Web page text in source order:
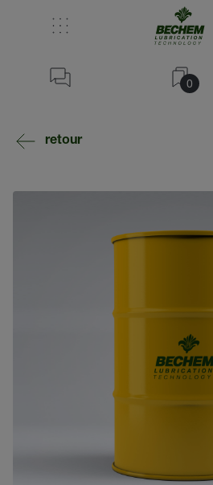
0
retour